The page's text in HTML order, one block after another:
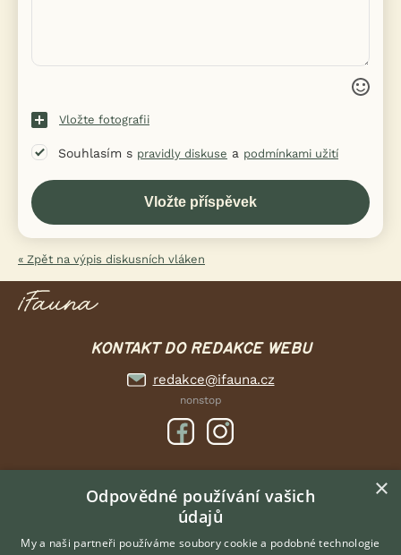
Vložte fotografii
Souhlasím s pravidly diskuse a podmínkami užití
« Zpět na výpis diskusních vláken
KONTAKT DO REDAKCE WEBU
redakce@ifauna.cz
nonstop
DOMOVSKÁ STRÁNKA
INZERCE
DISKUSE
×
Odpovědné používání vašich
údajů
My a naši partneři používáme soubory cookie a podobné technologie